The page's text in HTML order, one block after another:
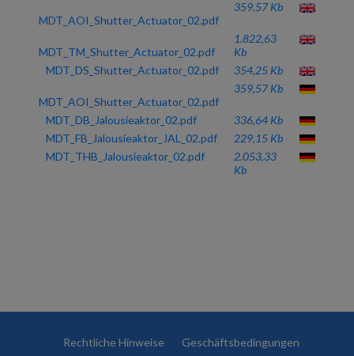
MDT_AOI_Shutter_Actuator_02.pdf
359,57 Kb
MDT_TM_Shutter_Actuator_02.pdf
1.822,63
Kb
MDT_DS_Shutter_Actuator_02.pdf
354,25 Kb
MDT_AOI_Shutter_Actuator_02.pdf
359,57 Kb
MDT_DB_Jalousieaktor_02.pdf
336,64 Kb
MDT_FB_Jalousieaktor_JAL_02.pdf
229,15 Kb
MDT_THB_Jalousieaktor_02.pdf
2.053,33
Kb
Rechtliche Hinweise
Geschäftsbedingungen